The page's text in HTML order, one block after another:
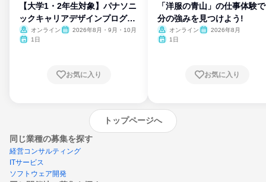
【大学1・2年生対象】パナソニ
ックキャリアデザインプログラ
ム
オンライン
2026年8月・9月・10月
1日
お気に入り
「洋服の青山」の仕事体験
分の強みを見つけよう!
オンライン
2026年8月
1日
お気に入り
トップページへ
同じ業種の募集を探す
経営コンサルティング
ITサービス
ソフトウェア開発